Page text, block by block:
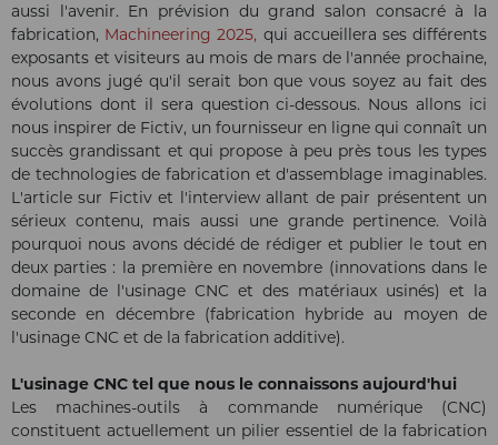
aussi l'avenir. En prévision du grand salon consacré à la
fabrication, Machineering 2025, qui accueillera ses différents
exposants et visiteurs au mois de mars de l'année prochaine,
nous avons jugé qu'il serait bon que vous soyez au fait des
évolutions dont il sera question ci-dessous. Nous allons ici
nous inspirer de Fictiv, un fournisseur en ligne qui connaît un
succès grandissant et qui propose à peu près tous les types
de technologies de fabrication et d'assemblage imaginables.
L'article sur Fictiv et l'interview allant de pair présentent un
sérieux contenu, mais aussi une grande pertinence. Voilà
pourquoi nous avons décidé de rédiger et publier le tout en
deux parties : la première en novembre (innovations dans le
domaine de l'usinage CNC et des matériaux usinés) et la
seconde en décembre (fabrication hybride au moyen de
l'usinage CNC et de la fabrication additive).
L'usinage CNC tel que nous le connaissons aujourd'hui
Les machines-outils à commande numérique (CNC)
constituent actuellement un pilier essentiel de la fabrication